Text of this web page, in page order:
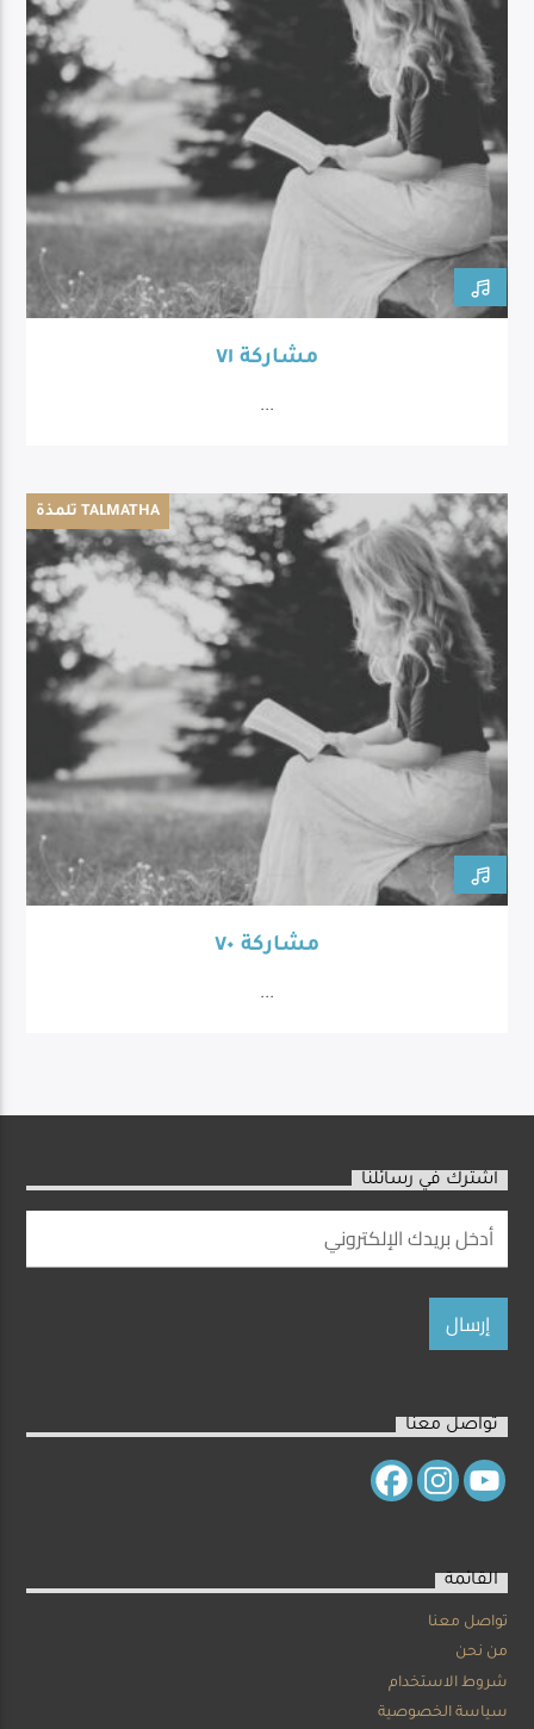
مشاركة ٧١
...
تلمذة TALMATHA
مشاركة ٧٠
...
اشترك في رسائلنا
تواصل معنا
القائمة
تواصل معنا
من نحن
شروط الاستخدام
سياسة الخصوصية